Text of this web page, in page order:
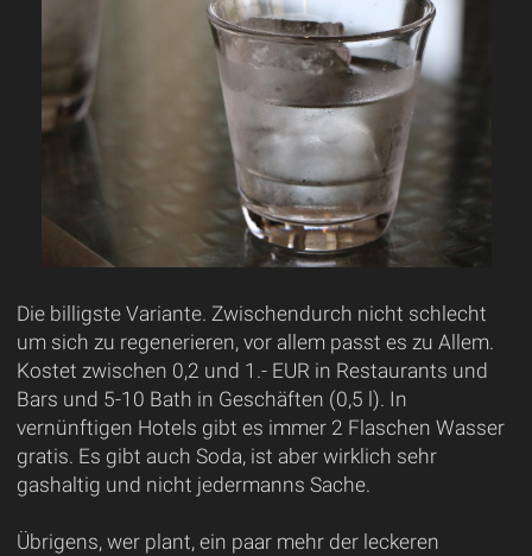
Die billigste Variante. Zwischendurch nicht schlecht
um sich zu regenerieren, vor allem passt es zu Allem.
Kostet zwischen 0,2 und 1.- EUR in Restaurants und
Bars und 5-10 Bath in Geschäften (0,5 l). In
vernünftigen Hotels gibt es immer 2 Flaschen Wasser
gratis. Es gibt auch Soda, ist aber wirklich sehr
gashaltig und nicht jedermanns Sache.
Übrigens, wer plant, ein paar mehr der leckeren